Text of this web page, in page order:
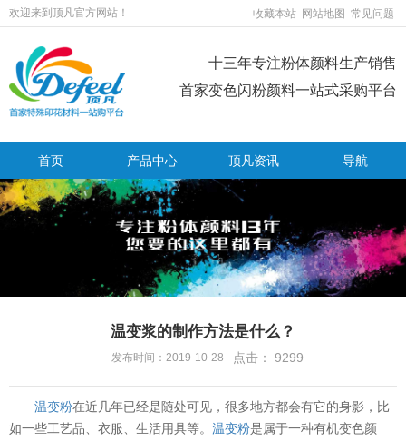
欢迎来到顶凡官方网站！ 收藏本站 网站地图 常见问题
十三年专注粉体颜料生产销售
首家变色闪粉颜料一站式采购平台
首页 产品中心 顶凡资讯 导航
温变浆的制作方法是什么？
发布时间：2019-10-28 点击： 9299
温变粉在近几年已经是随处可见，很多地方都会有它的身影，比
如一些工艺品、衣服、生活用具等。 温变粉是属于一种有机变色颜